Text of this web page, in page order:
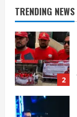
TRENDING NEWS
2
3